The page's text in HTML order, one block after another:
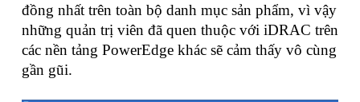
đồng nhất trên toàn bộ danh mục sản phẩm, vì vậy
những quản trị viên đã quen thuộc với iDRAC trên
các nền tảng PowerEdge khác sẽ cảm thấy vô cùng
gần gũi.